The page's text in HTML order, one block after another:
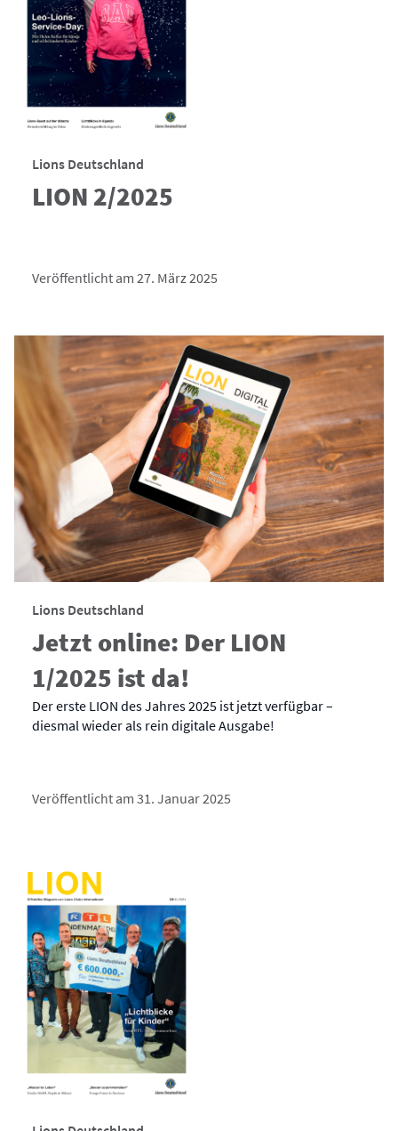
Lions Deutschland
LION 2/2025
Veröffentlicht am 27. März 2025
Lions Deutschland
Jetzt online: Der LION
1/2025 ist da!
Der erste LION des Jahres 2025 ist jetzt verfügbar –
diesmal wieder als rein digitale Ausgabe!
Veröffentlicht am 31. Januar 2025